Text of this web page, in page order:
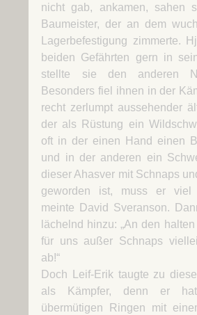
nicht gab, ankamen, sahen
Baumeister, der an dem
Lagerbefestigung zimmerte.
beiden Gefährten gern in
stellte sie den anderen
Besonders fiel ihnen in der
recht zerlumpt aussehender
der als Rüstung ein
oft in der einen Hand einen
und in der anderen ein
dieser Ahasver mit Schnaps
geworden ist, muss er viel
meinte David Sveranson.
lächelnd hinzu: „An den
für uns außer Schnaps
ab!“
Doch Leif-Erik taugte zu
als Kämpfer, denn er
übermütigen Ringen mit